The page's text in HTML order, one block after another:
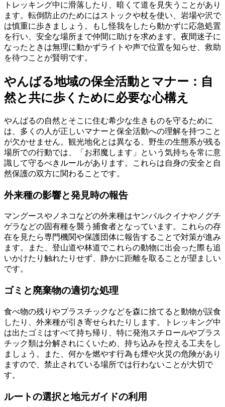
トレッキング中に滑落したり、暗くて道を見失うことがあり
ます。転倒防止のためにはストックや杖を使い、岩場や沢で
は慎重に歩きましょう。もし怪我をしたら動かずに応急処置
を行い、安全な場所まで仲間に助けを求めます。夜間迷子に
なったときは無理に動かずライトや声で位置を知らせ、救助
を待つことが賢明です。
やんばる地域の保全活動とマナー：自
然と共に歩くために必要な心構え
やんばるの自然とそこに住む希少な生きものを守るために
は、多くの人が正しいマナーと保全活動への理解を持つこと
が欠かせません。観光地化とは異なる、野生の生態系が残る
場所での行動では、「お邪魔します」という気持ちを常に意
識して守るべきルールがあります。これらは自身の安全と自
然保護の双方に関わることです。
外来種の影響と発見時の報告
マングースやノネコなどの外来種はヤンバルクイナやノグチ
ゲラなどの固有種を襲う捕食者となっています。これらの存
在を見たら専門機関や保護団体に報告することで対策が進み
ます。また、登山道や林道でこれらの動物に出会った際も追
いかけたり触れたりせず、静かに距離を取ることが望ましい
です。
ゴミと廃棄物の適切な処理
食べ物の残りやプラスチックなどを森に捨てると動物が誤食
したり、外来種が引き寄せられたりします。トレッキング中
は出たゴミはすべて持ち帰り、特に発泡スチロールやプラス
チック類は分解されにくいため、持ち込みを控える工夫をし
ましょう。また、何かを燃やす行為も煙や火災の危険があり
ますので、禁止されている場所では行わないことが大切で
す。
ルートの選択と地元ガイドの利用